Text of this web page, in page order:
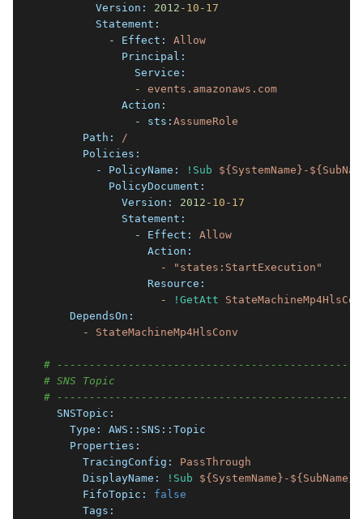
        Version:
2012 -10 -17
        Statement:
          - Effect:
Allow
            Principal:
              Service:
              -
events.amazonaws.com
            Action:
              - sts:
AssumeRole
      Path:
/
      Policies:
        - PolicyName:
!Sub
${SystemName}-
          PolicyDocument:
            Version:
2012 -10 -17
            Statement:
              - Effect:
Allow
                Action:
                  -
"states:StartExecution"
                Resource:
                  -
!GetAtt
    DependsOn:
      -
StateMachineMp4HlsConv
#
# SNS Topic
#
  SNSTopic:
    Type:
AWS::SNS::Topic
    Properties:
      TracingConfig:
PassThrough
      DisplayName:
!Sub
${SystemName}-
      FifoTopic:
false
      Tags: